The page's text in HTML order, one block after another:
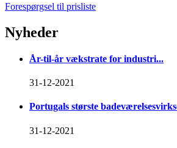
Forespørgsel til prisliste
Nyheder
År-til-år vækstrate for industri...
31-12-2021
Portugals største
31-12-2021